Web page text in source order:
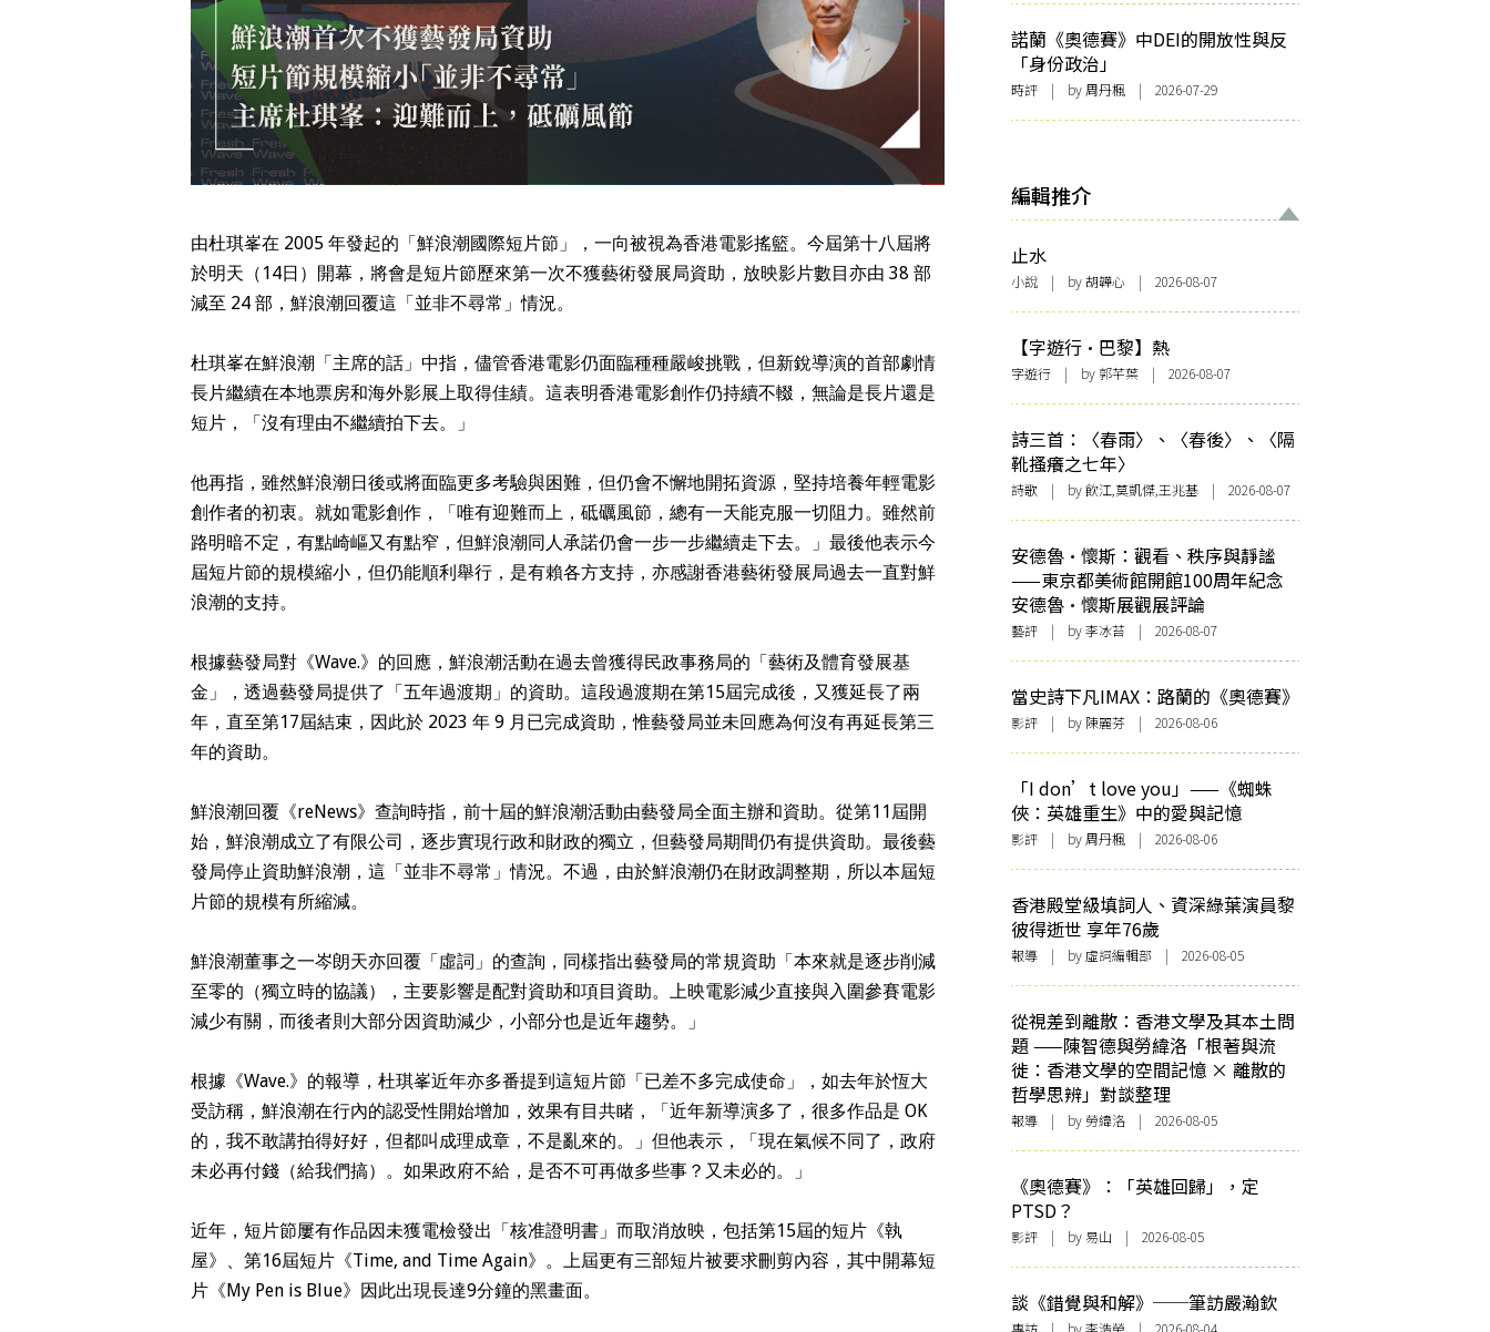
由杜琪峯在 2005 年發起的「鮮浪潮國際短片節」，一向被視為香港電影搖籃。今屆第十八屆將
於明天（14日）開幕，將會是短片節歷來第一次不獲藝術發展局資助，放映影片數目亦由 38 部
減至 24 部，鮮浪潮回覆這「並非不尋常」情況。
杜琪峯在鮮浪潮「主席的話」中指，儘管香港電影仍面臨種種嚴峻挑戰，但新銳導演的首部劇情
長片繼續在本地票房和海外影展上取得佳績。這表明香港電影創作仍持續不輟，無論是長片還是
短片，「沒有理由不繼續拍下去。」
他再指，雖然鮮浪潮日後或將面臨更多考驗與困難，但仍會不懈地開拓資源，堅持培養年輕電影
創作者的初衷。就如電影創作，「唯有迎難而上，砥礪風節，總有一天能克服一切阻力。雖然前
路明暗不定，有點崎嶇又有點窄，但鮮浪潮同人承諾仍會一步一步繼續走下去。」最後他表示今
屆短片節的規模縮小，但仍能順利舉行，是有賴各方支持，亦感謝香港藝術發展局過去一直對鮮
浪潮的支持。
根據藝發局對 《Wave.》 的回應，鮮浪潮活動在過去曾獲得民政事務局的「藝術及體育發展基
金」，透過藝發局提供了「五年過渡期」的資助。這段過渡期在第15屆完成後，又獲延長了兩
年，直至第17屆結束，因此於 2023 年 9 月已完成資助，惟藝發局並未回應為何沒有再延長第三
年的資助。
鮮浪潮回覆 《reNews》 查詢時指，前十屆的鮮浪潮活動由藝發局全面主辦和資助。從第11屆開
始，鮮浪潮成立了有限公司，逐步實現行政和財政的獨立，但藝發局期間仍有提供資助。最後藝
發局停止資助鮮浪潮，這「並非不尋常」情況。不過，由於鮮浪潮仍在財政調整期，所以本屆短
片節的規模有所縮減。
鮮浪潮董事之一岑朗天亦回覆「虛詞」的查詢，同樣指出藝發局的常規資助「本來就是逐步削減
至零的（獨立時的協議），主要影響是配對資助和項目資助。上映電影減少直接與入圍參賽電影
減少有關，而後者則大部分因資助減少，小部分也是近年趨勢。」
根據《Wave.》的報導，杜琪峯近年亦多番提到這短片節「已差不多完成使命」，如去年於恆大
受訪稱，鮮浪潮在行內的認受性開始增加，效果有目共睹，「近年新導演多了，很多作品是 OK
的，我不敢講拍得好好，但都叫成理成章，不是亂來的。」但他表示，「現在氣候不同了，政府
未必再付錢（給我們搞）。如果政府不給，是否不可再做多些事？又未必的。」
近年，短片節屢有作品因未獲電檢發出「核准證明書」而取消放映，包括第15屆的短片《執
屋》、第16屆短片《Time, and Time Again》。上屆更有三部短片被要求刪剪內容，其中開幕短
片《My Pen is Blue》因此出現長達9分鐘的黑畫面。
諾蘭《奧德賽》中DEI的開放性與反
「身份政治」
時評 | by 周丹楓 | 2026-07-29
編輯推介
止水
小說 | by 胡韡心 | 2026-08-07
【字遊行·巴黎】熱
字遊行 | by 郭芊葉 | 2026-08-07
詩三首：〈春雨〉、〈春後〉、〈隔
靴搔癢之七年〉
詩歌 | by 飲江,莫凱傑,王兆基 | 2026-08-07
安德魯·懷斯：觀看、秩序與靜謐
——東京都美術館開館100周年紀念
安德魯·懷斯展觀展評論
藝評 | by 李冰苔 | 2026-08-07
當史詩下凡IMAX：路蘭的《奧德賽》
影評 | by 陳麗芬 | 2026-08-06
「I don’t love you」——《蜘蛛
俠：英雄重生》中的愛與記憶
影評 | by 周丹楓 | 2026-08-06
香港殿堂級填詞人、資深綠葉演員黎
彼得逝世 享年76歲
報導 | by 虛詞編輯部 | 2026-08-05
從視差到離散：香港文學及其本土問
題 ——陳智德與勞緯洛「根著與流
徙：香港文學的空間記憶 × 離散的
哲學思辨」對談整理
報導 | by 勞緯洛 | 2026-08-05
《奧德賽》：「英雄回歸」，定
PTSD？
影評 | by 易山 | 2026-08-05
談《錯覺與和解》──筆訪嚴瀚欽